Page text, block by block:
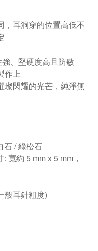
，耳洞穿的位置高低不
、堅硬度高且防敏
作上
璨閃耀的光芒，純淨無
石 / 綠松石
: 寬約 5 mm x 5 mm ，
般耳針粗度)